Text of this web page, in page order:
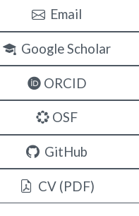
Email
Google Scholar
ORCID
OSF
GitHub
CV (PDF)